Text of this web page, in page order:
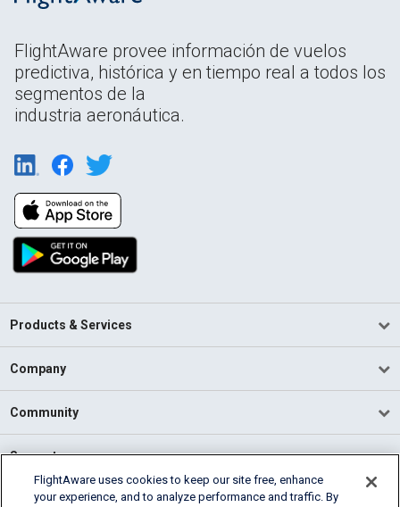
FlightAware provee información de vuelos
predictiva, histórica y en tiempo real a todos los
segmentos de la
industria aeronáutica.
Products & Services
Company
Community
Support
English (USA)
FlightAware uses cookies to keep our site free, enhance
your experience, and to analyze performance and traffic. By